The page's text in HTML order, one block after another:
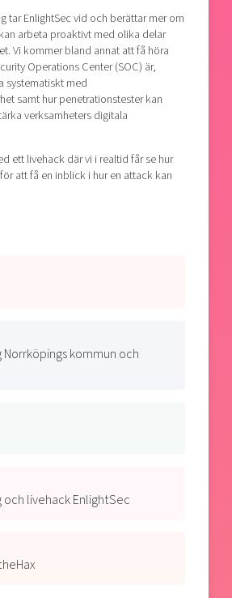
tar EnlightSec vid och berättar mer om
arbeta proaktivt med olika delar
Vi kommer bland annat att få höra
Operations Center (SOC) är,
systematiskt med
samt hur penetrationstester kan
verksamheters digitala
ett livehack där vi i realtid får se hur
att få en inblick i hur en attack kan
Norrköpings kommun och
och livehack EnlightSec